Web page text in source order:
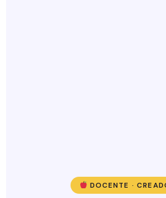
DOCENTE ·